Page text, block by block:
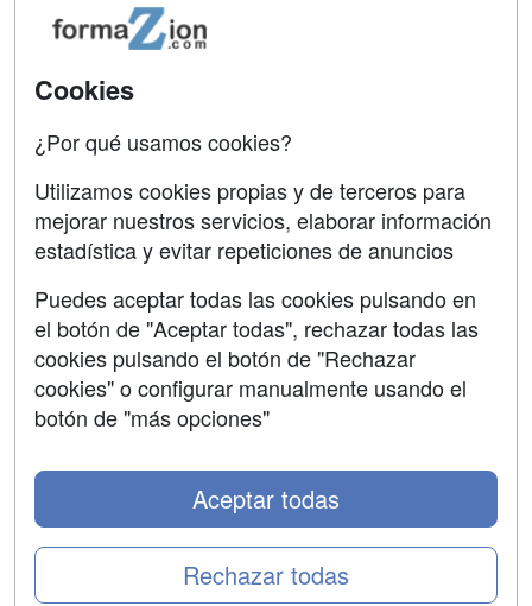
Acceso Usuarios
Acceso Centros
Contactar
Confidencialidad
Aviso legal
Copyleft
Cookies
¿Por qué usamos cookies?
Utilizamos cookies propias y de terceros para
mejorar nuestros servicios, elaborar información
estadística y evitar repeticiones de anuncios
Puedes aceptar todas las cookies pulsando en
el botón de "Aceptar todas", rechazar todas las
cookies pulsando el botón de "Rechazar
cookies" o configurar manualmente usando el
botón de "más opciones"
Rechazar todas
Aceptar todas